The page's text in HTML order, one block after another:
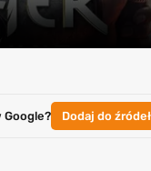
Dodaj do źródeł